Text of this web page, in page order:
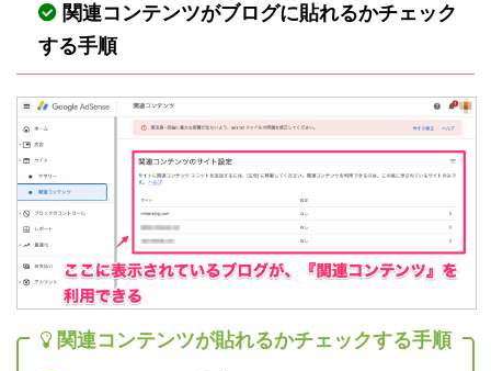
関連コンテンツがブログに貼れるかチェック
する手順
関連コンテンツが貼れるかチェックする手順